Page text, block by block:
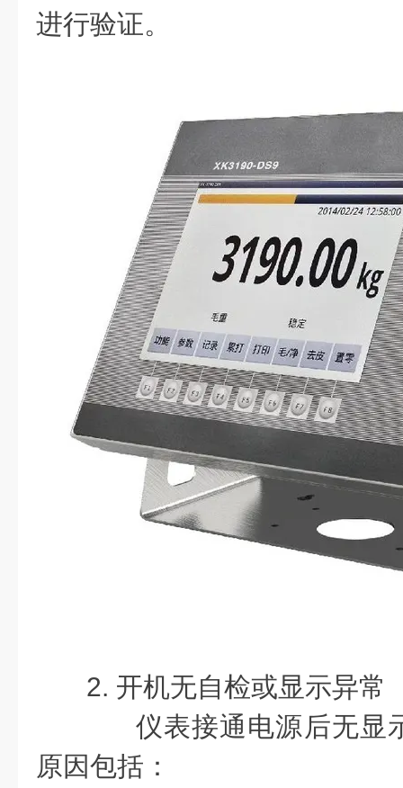
进行验证。
2. 开机无自检或显示异常
仪表接通电源后无显
原因包括：